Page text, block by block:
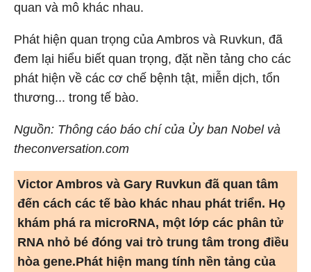
quan và mô khác nhau.
Phát hiện quan trọng của Ambros và Ruvkun, đã
đem lại hiểu biết quan trọng, đặt nền tảng cho các
phát hiện về các cơ chế bệnh tật, miễn dịch, tổn
thương... trong tế bào.
Nguồn: Thông cáo báo chí của Ủy ban Nobel và
theconversation.com
Victor Ambros và Gary Ruvkun đã quan tâm
đến cách các tế bào khác nhau phát triển. Họ
khám phá ra microRNA, một lớp các phân tử
RNA nhỏ bé đóng vai trò trung tâm trong điều
hòa gene.Phát hiện mang tính nền tảng của